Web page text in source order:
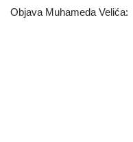
Objava Muhameda Velića: